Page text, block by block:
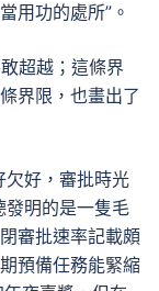
用功的處所”。
超越；這條界
界限，也畫出了
好，審批時光
發明的是一隻毛
審批速率記載頗
預備任務能緊縮